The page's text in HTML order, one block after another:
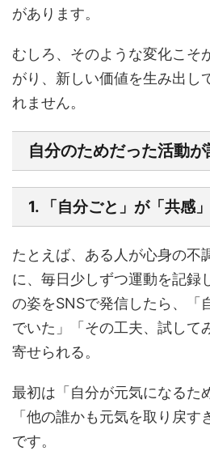
があります。
むしろ、そのような変化こそ
がり、新しい価値を生み出し
れません。
自分のためだった活動
1. 「自分ごと」が「共感
たとえば、ある人が心身の不
に、毎日少しずつ運動を記録
の姿をSNSで発信したら、「
でいた」「その工夫、試して
寄せられる。
最初は「自分が元気になるた
「他の誰かも元気を取り戻す
です。